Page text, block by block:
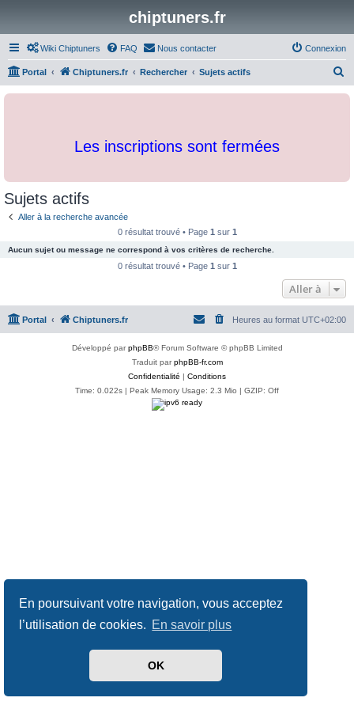
En poursuivant votre navigation, vous acceptez
l’utilisation de cookies. En savoir plus
OK
chiptuners.fr
Wiki Chiptuners FAQ Nous contacter Connexion
Portal Chiptuners.fr Rechercher Sujets actifs
c
Les inscriptions sont fermées
Sujets actifs
Aller à la recherche avancée
0 résultat trouvé • Page 1 sur 1
Aucun sujet ou message ne correspond à vos critères de recherche.
0 résultat trouvé • Page 1 sur 1
Aller à
Portal Chiptuners.fr Heures au format UTC+02:00
Développé parphpBB® Forum Software © phpBB Limited
Traduit parphpBB-fr.com
Confidentialité | Conditions
Time: 0.022s | Peak Memory Usage: 2.3 Mio | GZIP: Off